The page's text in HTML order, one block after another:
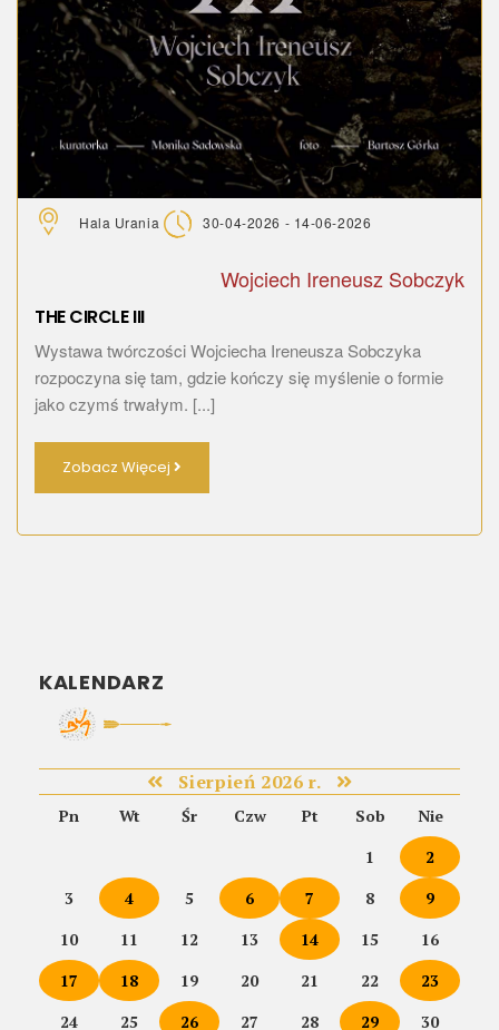
Hala Urania 30-04-2026 - 14-06-2026
Wojciech Ireneusz Sobczyk
THE CIRCLE III
Wystawa twórczości Wojciecha Ireneusza Sobczyka
rozpoczyna się tam, gdzie kończy się myślenie o formie
jako czymś trwałym. [...]
Zobacz Więcej
KALENDARZ
Sierpień 2026 r.
Pn Wt Śr Czw Pt Sob
Nie
1
2
3
4 5 6 7 8
9
10
11 12 13 14 15
16
17
18 19 20 21 22
23
24
25 26 27 28 29 30